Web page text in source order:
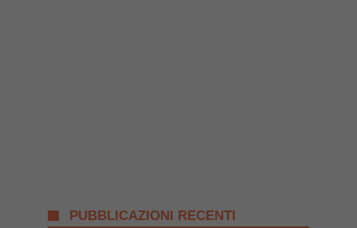
PUBBLICAZIONI RECENTI